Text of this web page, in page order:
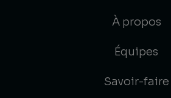
À propos
Équipes
Savoir-faire